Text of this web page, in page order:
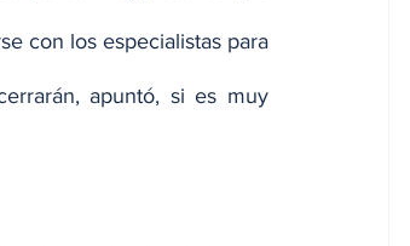
con los especialistas para
apuntó, si es muy